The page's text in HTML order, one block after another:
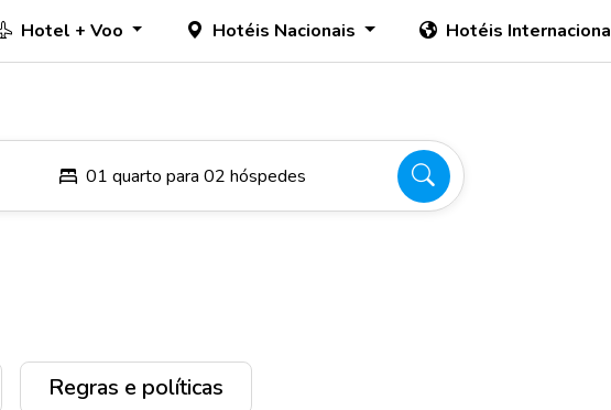
Hotel + Voo Hotéis Nacionais Hotéis
01 quarto para 02 hóspedes
Regras e políticas